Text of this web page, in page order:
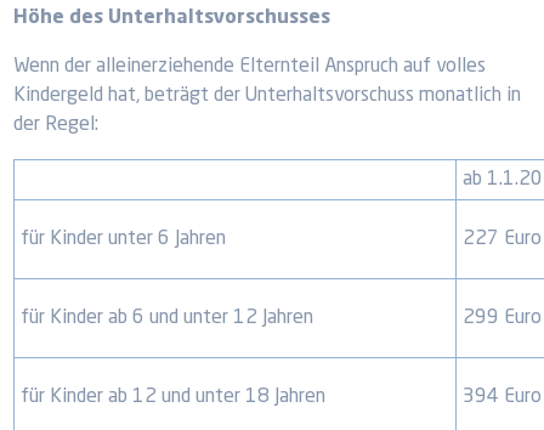
Höhe des Unterhaltsvorschusses
Wenn der alleinerziehende Elternteil Anspruch auf volles
Kindergeld hat, beträgt der Unterhaltsvorschuss monatlich in
der Regel:
ab
für Kinder unter 6 Jahren 227 Euro
für Kinder ab 6 und unter 12 Jahren 299 Euro
für Kinder ab 12 und unter 18 Jahren 394 Euro